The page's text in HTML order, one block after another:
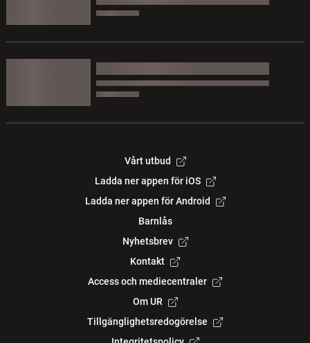
Vårt utbud
Ladda ner appen för iOS
Ladda ner appen för Android
Barnlås
Nyhetsbrev
Kontakt
Access och mediecentraler
Om UR
Tillgänglighetsredogörelse